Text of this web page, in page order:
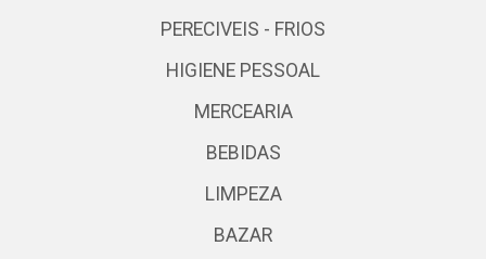
PERECIVEIS - FRIOS
HIGIENE PESSOAL
MERCEARIA
BEBIDAS
LIMPEZA
BAZAR